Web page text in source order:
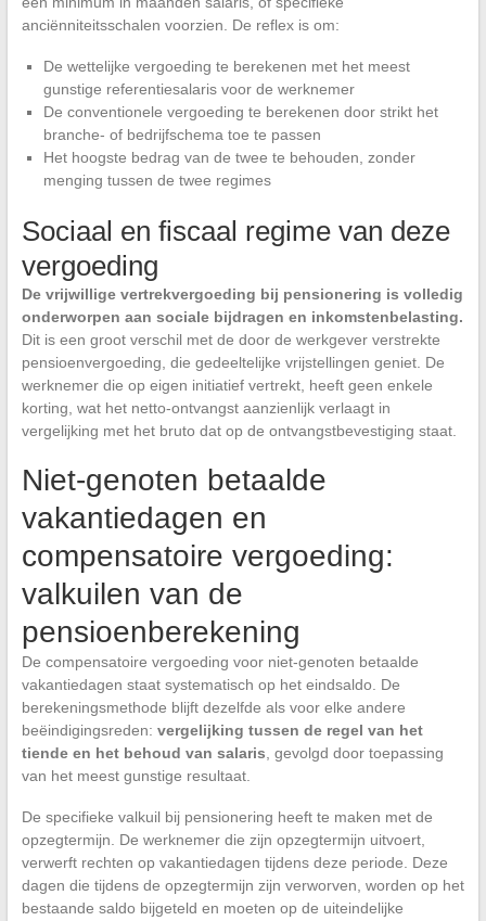
anciënniteitsschalen voorzien. De reflex is om:
De wettelijke vergoeding te berekenen met het meest
gunstige referentiesalaris voor de werknemer
De conventionele vergoeding te berekenen door strikt het
branche- of bedrijfschema toe te passen
Het hoogste bedrag van de twee te behouden, zonder
menging tussen de twee regimes
Sociaal en fiscaal regime van deze
vergoeding
De vrijwillige vertrekvergoeding bij pensionering is volledig
onderworpen aan sociale bijdragen en inkomstenbelasting.
Dit is een groot verschil met de door de werkgever verstrekte
pensioenvergoeding, die gedeeltelijke vrijstellingen geniet. De
werknemer die op eigen initiatief vertrekt, heeft geen enkele
korting, wat het netto-ontvangst aanzienlijk verlaagt in
vergelijking met het bruto dat op de ontvangstbevestiging staat.
Niet-genoten betaalde
vakantiedagen en
compensatoire vergoeding:
valkuilen van de
pensioenberekening
De compensatoire vergoeding voor niet-genoten betaalde
vakantiedagen staat systematisch op het eindsaldo. De
berekeningsmethode blijft dezelfde als voor elke andere
beëindigingsreden: vergelijking tussen de regel van het
tiende en het behoud van salaris, gevolgd door toepassing
van het meest gunstige resultaat.
De specifieke valkuil bij pensionering heeft te maken met de
opzegtermijn. De werknemer die zijn opzegtermijn uitvoert,
verwerft rechten op vakantiedagen tijdens deze periode. Deze
dagen die tijdens de opzegtermijn zijn verworven, worden op het
bestaande saldo bijgeteld en moeten op de uiteindelijke